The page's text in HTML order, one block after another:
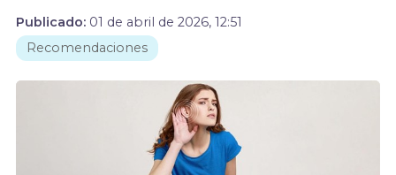
Publicado: 01 de abril de 2026, 12:51
Recomendaciones